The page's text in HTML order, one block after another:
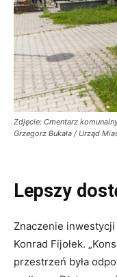
Zdjęcie: Cmentarz
Grzegorz Bukała / Urząd
Lepszy
Znaczenie
Konrad Fijołek.
przestrzeń była